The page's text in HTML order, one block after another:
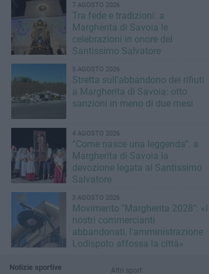
7 AGOSTO 2026
Tra fede e tradizioni: a
Margherita di Savoia le
celebrazioni in onore del
Santissimo Salvatore
5 AGOSTO 2026
Stretta sull'abbandono dei rifiuti
a Margherita di Savoia: otto
sanzioni in meno di due mesi
4 AGOSTO 2026
“Come nasce una leggenda”: a
Margherita di Savoia la
devozione legata al Santissimo
Salvatore
3 AGOSTO 2026
Movimento "Margherita 2028": «I
nostri commercianti
abbandonati, l'amministrazione
Lodispoto affossa la città»
Notizie sportive Altri sport